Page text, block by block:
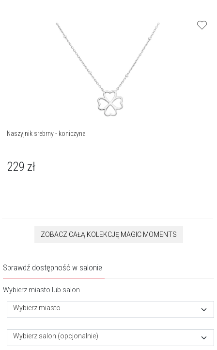
Naszyjnik srebrny - koniczyna
229 zł
ZOBACZ CAŁĄ KOLEKCJĘ MAGIC MOMENTS
Sprawdź dostępność w salonie
Wybierz miasto lub salon
Wybierz miasto
Wybierz salon (opcjonalnie)